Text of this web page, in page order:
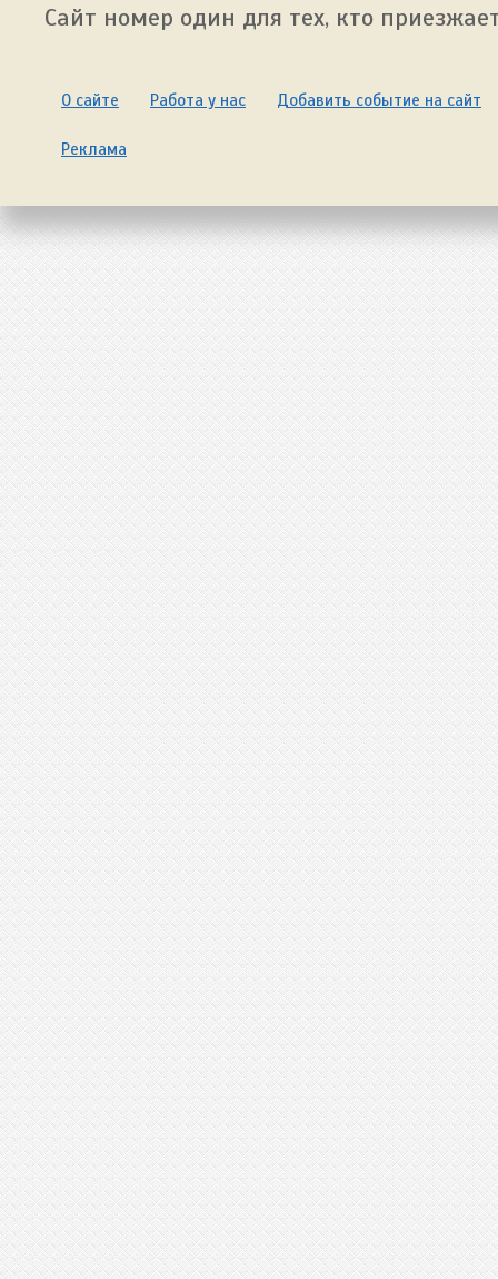
Сайт номер один для тех, кто
О сайте Работа у нас Добавить событие на сайт
Реклама